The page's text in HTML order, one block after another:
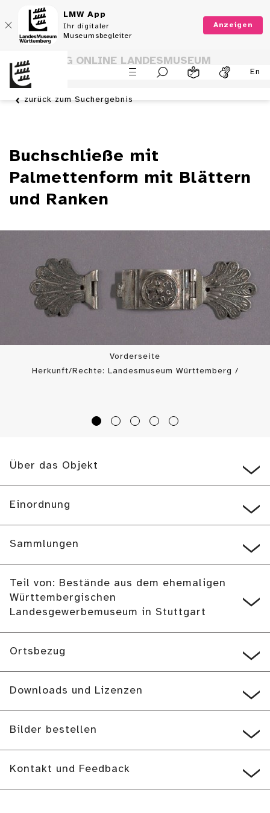
LMW App
Ihr digitaler
Museumsbegleiter
Anzeigen
En
SAMMLUNG ONLINE LANDESMUSEUM
WÜRTTEMBERG
zurück zum Suchergebnis
Buchschließe mit
Palmettenform mit Blättern
und Ranken
Vorderseite
Herkunft/Rechte: Landesmuseum Württemberg /
Über das Objekt
Einordnung
Sammlungen
Teil von: Bestände aus dem ehemaligen
Württembergischen
Landesgewerbemuseum in Stuttgart
Ortsbezug
Downloads und Lizenzen
Bilder bestellen
Kontakt und Feedback